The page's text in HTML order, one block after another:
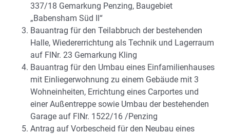
337/18 Gemarkung Penzing, Baugebiet
„Babensham Süd II“
Bauantrag für den Teilabbruch der bestehenden
Halle, Wiedererrichtung als Technik und Lagerraum
auf FlNr. 23 Gemarkung Kling
Bauantrag für den Umbau eines Einfamilienhauses
mit Einliegerwohnung zu einem Gebäude mit 3
Wohneinheiten, Errichtung eines Carportes und
einer Außentreppe sowie Umbau der bestehenden
Garage auf FlNr. 1522/16 /Penzing
Antrag auf Vorbescheid für den Neubau eines